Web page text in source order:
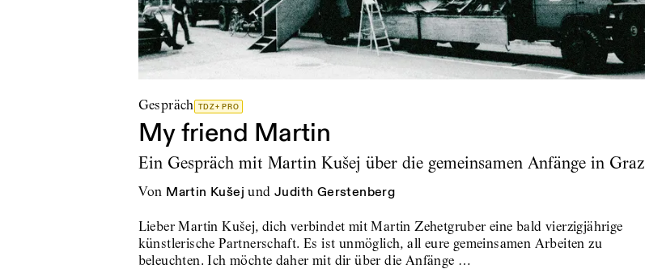
Gespräch TDZ+ PRO
My friend Martin
Ein Gespräch mit Martin Kušej über die gemeinsamen Anfänge in Graz
von Martin Kušej und Judith Gerstenberg
Lieber Martin Kušej, dich verbindet mit Martin Zehetgruber eine bald vierzigjährige
künstlerische Partnerschaft. Es ist unmöglich, all eure gemeinsamen Arbeiten zu
beleuchten. Ich möchte daher mit dir über die Anfänge …